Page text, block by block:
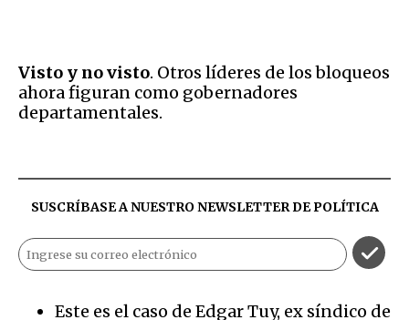
Visto y no visto. Otros líderes de los bloqueos
ahora figuran como gobernadores
departamentales.
SUSCRÍBASE A NUESTRO NEWSLETTER DEPOLÍTICA
Este es el caso de Edgar Tuy, ex síndico de